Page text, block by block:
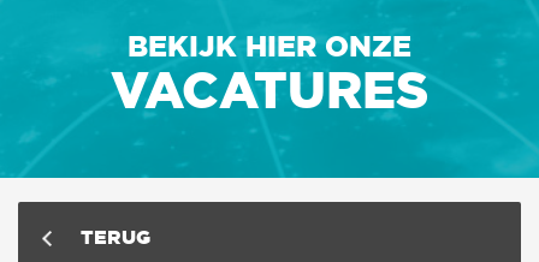
CONTACT
BEKIJK HIER ONZE
VACATURES
TERUG